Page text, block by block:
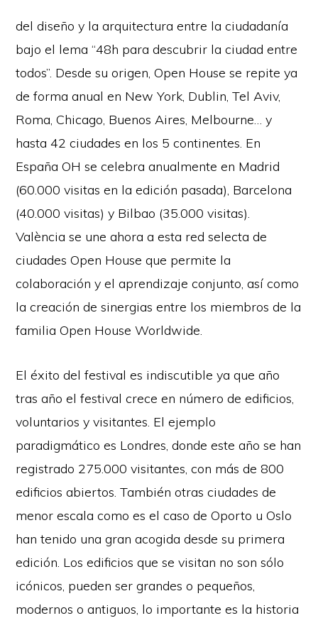
del diseño y la arquitectura entre la ciudadanía
bajo el lema “48h para descubrir la ciudad entre
todos”. Desde su origen, Open House se repite ya
de forma anual en New York, Dublin, Tel Aviv,
Roma, Chicago, Buenos Aires, Melbourne… y
hasta 42 ciudades en los 5 continentes. En
España OH se celebra anualmente en Madrid
(60.000 visitas en la edición pasada), Barcelona
(40.000 visitas) y Bilbao (35.000 visitas).
València se une ahora a esta red selecta de
ciudades Open House que permite la
colaboración y el aprendizaje conjunto, así como
la creación de sinergias entre los miembros de la
familia Open House Worldwide.
El éxito del festival es indiscutible ya que año
tras año el festival crece en número de edificios,
voluntarios y visitantes. El ejemplo
paradigmático es Londres, donde este año se han
registrado 275.000 visitantes, con más de 800
edificios abiertos. También otras ciudades de
menor escala como es el caso de Oporto u Oslo
han tenido una gran acogida desde su primera
edición. Los edificios que se visitan no son sólo
icónicos, pueden ser grandes o pequeños,
modernos o antiguos, lo importante es la historia